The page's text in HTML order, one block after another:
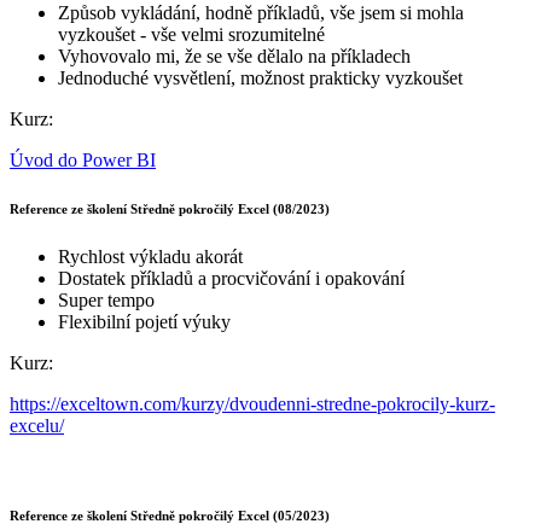
Způsob vykládání, hodně příkladů, vše jsem si mohla
vyzkoušet - vše velmi srozumitelné
Vyhovovalo mi, že se vše dělalo na příkladech
Jednoduché vysvětlení, možnost prakticky vyzkoušet
Kurz:
Úvod do Power BI
Reference ze školení Středně pokročilý Excel (08/2023)
Rychlost výkladu akorát
Dostatek příkladů a procvičování i opakování
Super tempo
Flexibilní pojetí výuky
Kurz:
https://exceltown.com/kurzy/dvoudenni-stredne-pokrocily-kurz-
excelu/
Reference ze školení Středně pokročilý Excel (05/2023)